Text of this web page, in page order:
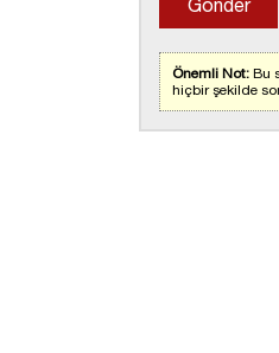
Önemli Not: Bu
hiçbir şekilde